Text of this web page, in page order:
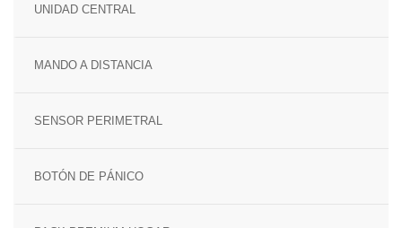
UNIDAD CENTRAL
MANDO A DISTANCIA
SENSOR PERIMETRAL
BOTÓN DE PÁNICO